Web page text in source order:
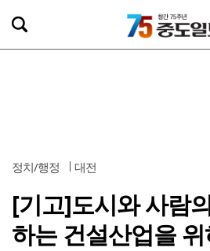
정치/행정 대전
[기고]도시와 사람
하는 건설산업을